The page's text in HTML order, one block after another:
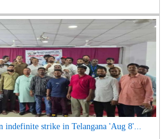
indefinite strike in Telangana 'Aug 8'...